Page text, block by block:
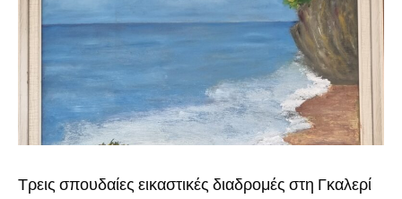
Τρεις σπουδαίες εικαστικές διαδρομές στη Γκαλερί